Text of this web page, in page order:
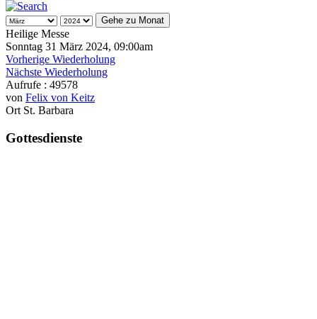
Gehe zu Monat
Heilige Messe
Sonntag 31 März 2024, 09:00am
Vorherige Wiederholung
Nächste Wiederholung
Aufrufe : 49578
von Felix von Keitz
Ort St. Barbara
Gottesdienste